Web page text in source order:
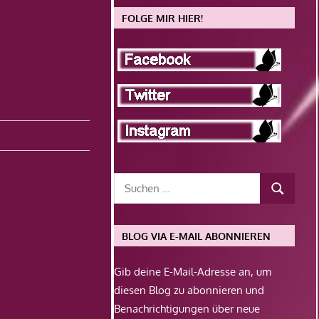
FOLGE MIR HIER!
BLOG VIA E-MAIL ABONNIEREN
Gib deine E-Mail-Adresse an, um
diesen Blog zu abonnieren und
Benachrichtigungen über neue